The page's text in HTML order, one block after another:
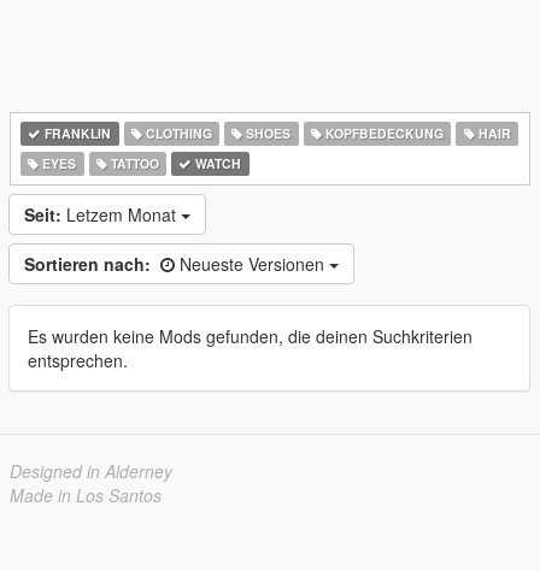
FRANKLIN CLOTHING SHOES KOPFBEDECKUNG
HAIR
EYES
TATTOO WATCH
Seit: Letzem Monat
Sortieren nach: Neueste Versionen
Es wurden keine Mods gefunden, die deinen Suchkriterien
entsprechen.
Designed in Alderney
Made in Los Santos